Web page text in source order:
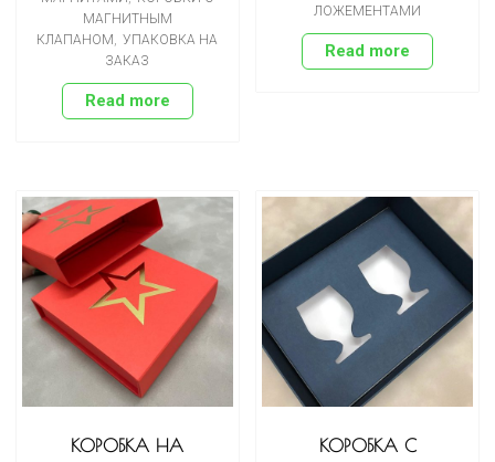
МАГНИТНЫМ
КЛАПАНОМ
УПАКОВКА НА
ЗАКАЗ
Read more
ЛОЖЕМЕНТАМИ
Read more
КОРОБКА НА
КОРОБКА С